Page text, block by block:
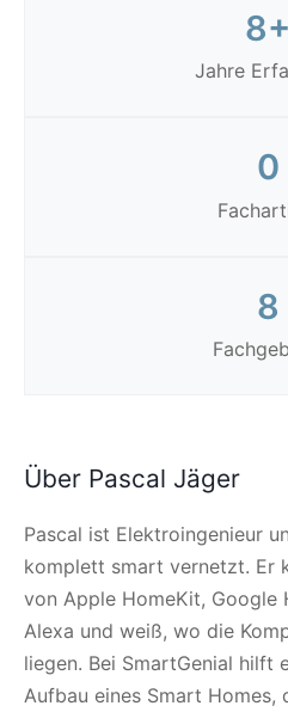
8+
Jahre
0
8
Über Pascal Jäger
Pascal ist Elektroingenieur
komplett smart vernetzt. Er
von Apple HomeKit, Google
Alexa und weiß, wo die
liegen. Bei SmartGenial hilft
Aufbau eines Smart Homes,